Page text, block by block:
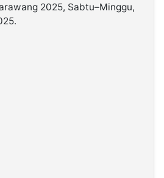
2025, Sabtu–Minggu,